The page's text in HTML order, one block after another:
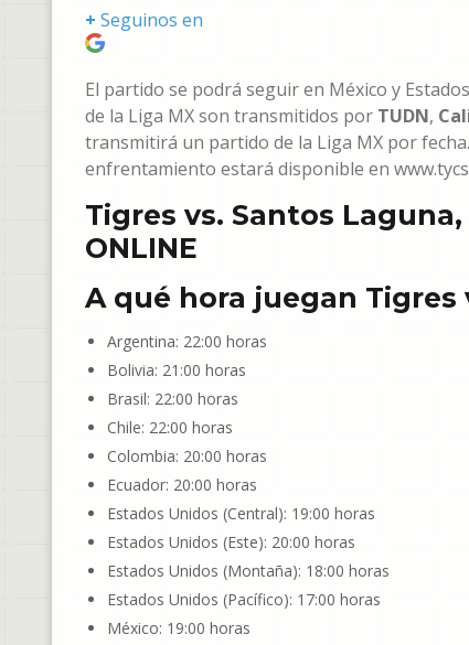
+ Seguinos en
El partido se podrá seguir en México y
de la Liga MX son transmitidos por TUDN,
transmitirá un partido de la Liga MX por
enfrentamiento estará disponible en
Tigres vs. Santos
ONLINE
A qué hora juegan Tigres
Argentina: 22:00 horas
Bolivia: 21:00 horas
Brasil: 22:00 horas
Chile: 22:00 horas
Colombia: 20:00 horas
Ecuador: 20:00 horas
Estados Unidos (Central): 19:00 horas
Estados Unidos (Este): 20:00 horas
Estados Unidos (Montaña): 18:00 horas
Estados Unidos (Pacífico): 17:00 horas
México: 19:00 horas